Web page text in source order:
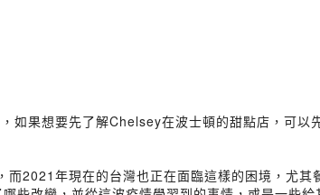
如果想要先了解Chelsey在波士頓的甜點店，可以
2021年現在的台灣也正在面臨這樣的困境，尤